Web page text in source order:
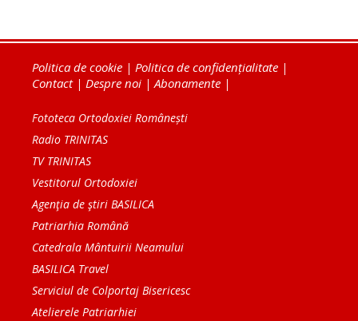
Politica de cookie | Politica de confidențialitate |
Contact| Despre noi |Abonamente |
Fototeca Ortodoxiei Românești
Radio TRINITAS
TV TRINITAS
Vestitorul Ortodoxiei
Agenţia de ştiri BASILICA
Patriarhia Română
Catedrala Mântuirii Neamului
BASILICA Travel
Serviciul de Colportaj Bisericesc
Atelierele Patriarhiei